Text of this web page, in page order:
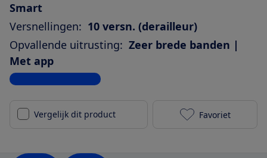
Smart
Versnellingen: 10 versn. (derailleur)
Opvallende uitrusting: Zeer brede banden |
Met app
Bekijk alle specificaties
Vergelijk dit product Trek Allant+
Favoriet